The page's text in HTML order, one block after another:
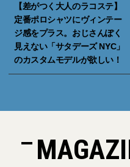
【差がつく大人のラコステ】
定番ポロシャツにヴィンテー
ジ感をプラス。おじさんぽく
見えない「サタデーズ NYC」
のカスタムモデルが欲しい！